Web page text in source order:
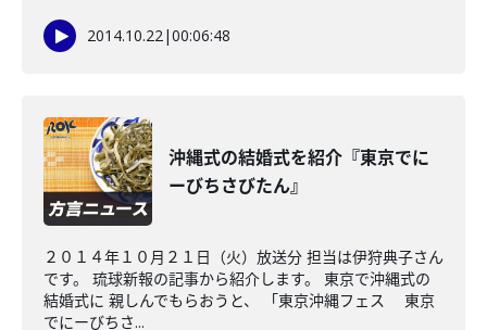
2014.10.22|00:06:48
沖縄式の結婚式を紹介『東京でに
ーびちさびたん』
２０１４年１０月２１日（火）放送分 担当は伊狩典子さん
です。 琉球新報の記事から紹介します。 東京で沖縄式の
結婚式に 親しんでもらおうと、 「東京沖縄フェス 東京
でにーびちさ...